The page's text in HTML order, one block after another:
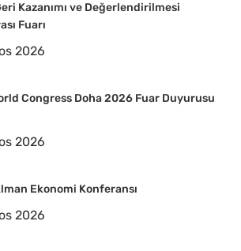
Kazanımı ve Değerlendirilmesi
Fuarı
2026
Congress Doha 2026 Fuar Duyurusu
2026
Ekonomi Konferansı
2026